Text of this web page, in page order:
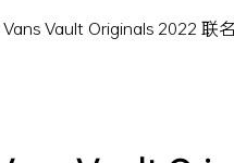
Vault Originals 2022 联